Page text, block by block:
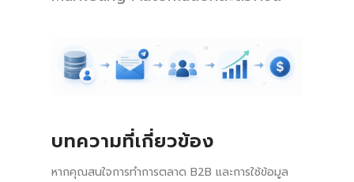
บทความที่เกี่ยวข้อง
หากคุณสนใจการทำการตลาด B2B และการใช้ข้อมูล